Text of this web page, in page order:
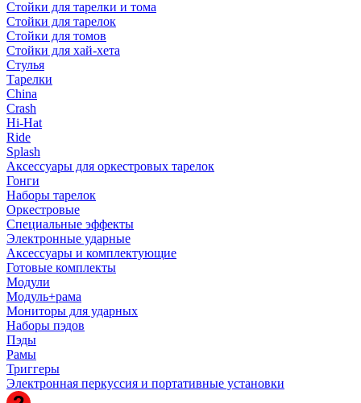
Стойки для тарелки и тома
Стойки для тарелок
Стойки для томов
Стойки для хай-хета
Стулья
Тарелки
China
Crash
Hi-Hat
Ride
Splash
Аксессуары для оркестровых тарелок
Гонги
Наборы тарелок
Оркестровые
Специальные эффекты
Электронные ударные
Аксессуары и комплектующие
Готовые комплекты
Модули
Модуль+рама
Мониторы для ударных
Наборы пэдов
Пэды
Рамы
Триггеры
Электронная перкуссия и портативные установки